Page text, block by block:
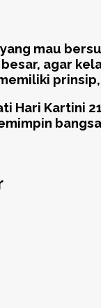
mau
agar
Hari Kartini